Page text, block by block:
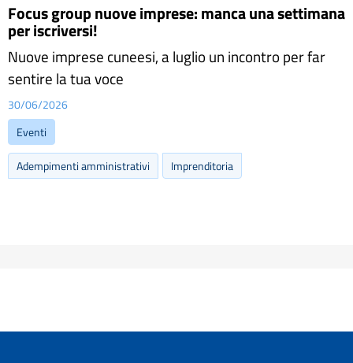
Focus group nuove imprese: manca una settimana
per iscriversi!
Nuove imprese cuneesi, a luglio un incontro per far
sentire la tua voce
30/06/2026
Eventi
Adempimenti amministrativi Imprenditoria